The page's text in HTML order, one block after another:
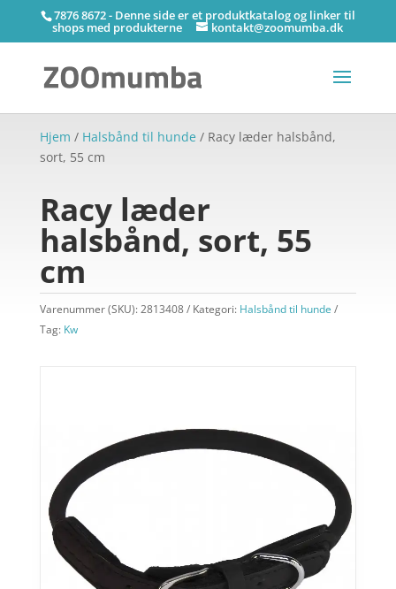
7876 8672 - Denne side er et produktkatalog og linker til
shops med produkterne kontakt@zoomumba.dk
Hjem / Halsbånd til hunde / Racy læder halsbånd,
sort, 55 cm
Racy læder
halsbånd, sort, 55
cm
Varenummer (SKU):2813408 Kategori: Halsbånd til hunde
Tag: Kw